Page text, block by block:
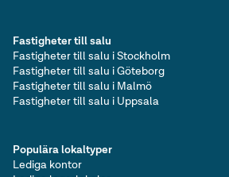
Populära lokaltyper
Lediga kontor
Fastigheter till salu
Fastigheter till salu i Stockholm
Fastigheter till salu i Göteborg
Fastigheter till salu i Malmö
Fastigheter till salu i Uppsala